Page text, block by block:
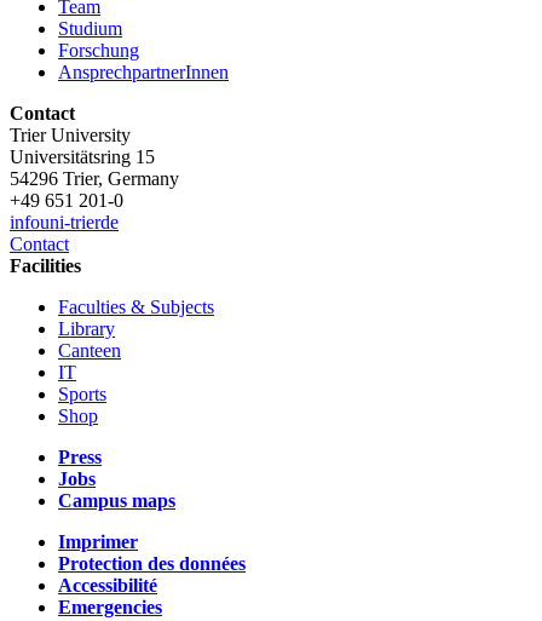
Team
Studium
Forschung
AnsprechpartnerInnen
Contact
Trier University
Universitätsring 15
54296 Trier, Germany
+49 651 201-0
infouni-trierde
Contact
Facilities
Faculties & Subjects
Library
Canteen
IT
Sports
Shop
Press
Jobs
Campus maps
Imprimer
Protection des données
Accessibilité
Emergencies